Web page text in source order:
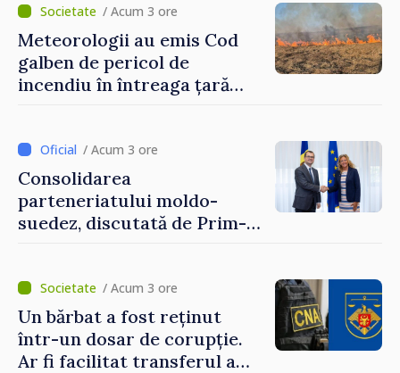
/ Acum 3 ore
Meteorologii au emis Cod
galben de pericol de
incendiu în întreaga țară
/ Acum 3 ore
Consolidarea
parteneriatului moldo-
suedez, discutată de Prim-
Petra Lärke/ Acum 3 ore
Un bărbat a fost reținut
într-un dosar de corupție.
Ar fi facilitat transferul a